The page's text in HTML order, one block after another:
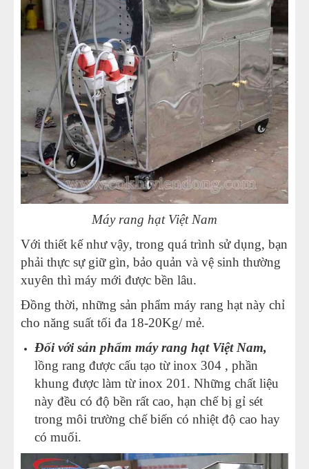
Máy rang hạt Việt Nam
Với thiết kế như vậy, trong quá trình sử dụng, bạn
phải thực sự giữ gìn, bảo quản và vệ sinh thường
xuyên thì máy mới được bền lâu.
Đồng thời, những sản phẩm máy rang hạt này chỉ
cho năng suất tối đa 18-20Kg/ mẻ.
Đối với sản phẩm máy rang hạt Việt Nam,
lồng rang được cấu tạo từ inox 304 , phần
khung được làm từ inox 201. Những chất liệu
này đều có độ bền rất cao, hạn chế bị gỉ sét
trong môi trường chế biến có nhiệt độ cao hay
có muối.